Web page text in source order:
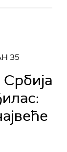
35
Србија